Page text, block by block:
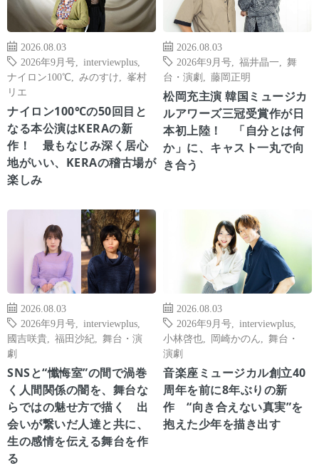
2026.08.03
2026年9月号
interviewplus
ナイロン100℃
みのすけ
峯村
リエ
ナイロン100℃の50回目と
なる本公演はKERAの新
作！ 最もなじみ深く居心
地がいい、KERAの稽古場が
楽しみ
2026.08.03
2026年9月号
福井晶一
舞
台・演劇
藤岡正明
松岡充主演 韓国ミュージカ
ルアワーズ三冠受賞作が日
本初上陸！ 「自分とは何
か」に、キャスト一丸で向
き合う
2026.08.03
2026年9月号
interviewplus
國吉咲貴
福田沙紀
舞台・演
劇
SNSと“懺悔室”の間で渦巻
く人間関係の闇を、舞台な
らではの魅せ方で描く 出
会いが繋いだ人達と共に、
生の感情を伝える舞台を作
る
2026.08.03
2026年9月号
interviewplus
小林啓也
岡崎かのん
舞台・
演劇
音楽座ミュージカル創立40
周年を前に8年ぶりの新
作 “向き合えない真実”を
抱えた少年を描き出す